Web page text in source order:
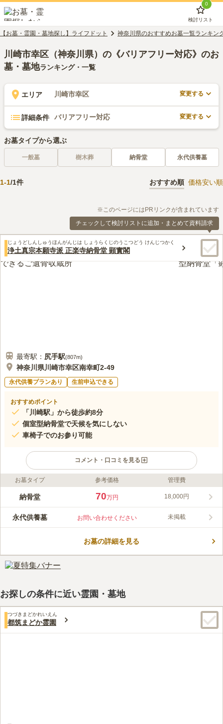
0
検討リスト
【お墓・霊園・墓地探し】ライフドット 神奈川県のおすすめお墓一覧ランキン
川崎市幸区（神奈川県）の《バリアフリー対応》のお
墓・墓地ランキング・一覧
エリア 川崎市幸区 変更する
詳細条件 バリアフリー対応 変更する
お墓タイプから選ぶ
一般墓 樹木葬 納骨堂 永代供養墓
1-1/1件 おすすめ順 価格安い順
※このページにはPRリンクが含まれています
チェックして検討リストに追加・まとめて資料請求
じょうどしんしゅうほんがんじは しょうらくじのうこつどう けんじつかく
浄土真宗本願寺派 正楽寺納骨堂 顕實閣
最寄駅： 尻手駅(807m)
神奈川県川崎市幸区南幸町2-49
永代供養プランあり 生前申込できる
おすすめポイント
「川崎駅」から徒歩約8分
個室型納骨堂で天候を気にしない
車椅子でのお参り可能
コメント・口コミを見る
ライフドット編集部のコメント
浄土真宗本願寺派 正楽寺納骨堂 顕實閣は、JR「川崎駅」から徒
す。 この納骨堂は、川崎市から初めて許可された納骨堂です。
建物は日本国内に数塔しかない建築工法インド様式のドーム型
プランを選択でき、期間終了後は合祀して永代にわたり供養する
みんなの評価
3.4 口コミ3件
50代女性
お線香もお花もお墓参りに行くときに持参するのでとくに問題な
お墓タイプ 参考価格 管理費
納骨堂 70万円 18,000円
永代供養墓 お問い合わせください 未掲載
お墓の詳細を見る
お探しの条件に近い霊園・墓地
つづきまどかれいえん
都筑まどか霊園